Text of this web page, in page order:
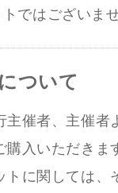
トではございま
ついて
催者、主催
購入いただき
に関しては